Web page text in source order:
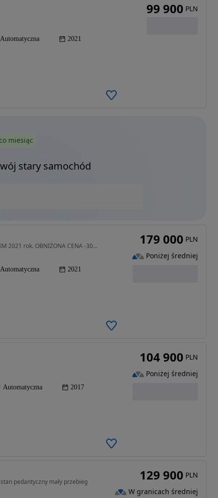
Automatyczna 2021
99 900 PLN
miesiąc
stary samochód
2979 cm3 • 430 KM • Maserati Levante S Q4 - 430 KM 2021 rok. OBNIŻONA CENA -30000 !!!
Automatyczna 2021
179 000 PLN
Poniżej średniej
Automatyczna 2017
104 900 PLN
Poniżej średniej
pedantyczny mały przebieg 129 900 PLN
W granicach średniej